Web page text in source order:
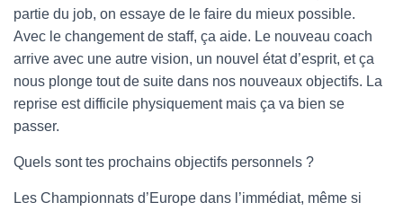
partie du job, on essaye de le faire du mieux possible.
Avec le changement de staff, ça aide. Le nouveau coach
arrive avec une autre vision, un nouvel état d’esprit, et ça
nous plonge tout de suite dans nos nouveaux objectifs. La
reprise est difficile physiquement mais ça va bien se
passer.
Quels sont tes prochains objectifs personnels ?
Les Championnats d’Europe dans l’immédiat, même si